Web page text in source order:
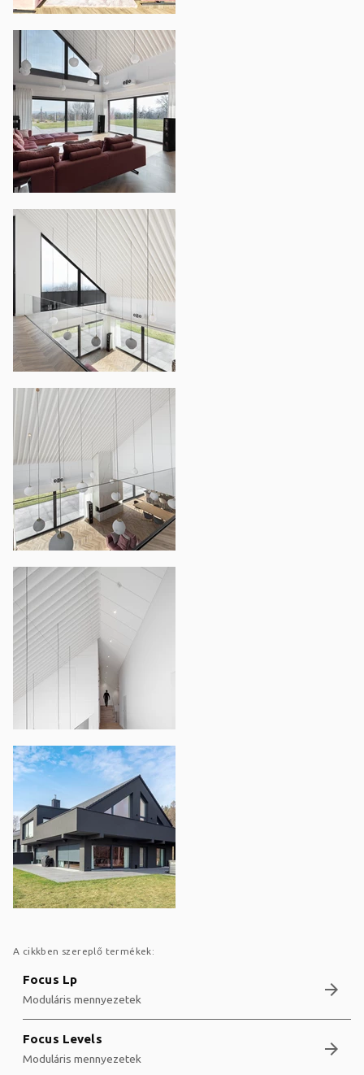
A cikkben szereplő termékek:
Focus Lp
Moduláris mennyezetek arrow_forward
Focus Levels
Moduláris mennyezetek arrow_forward